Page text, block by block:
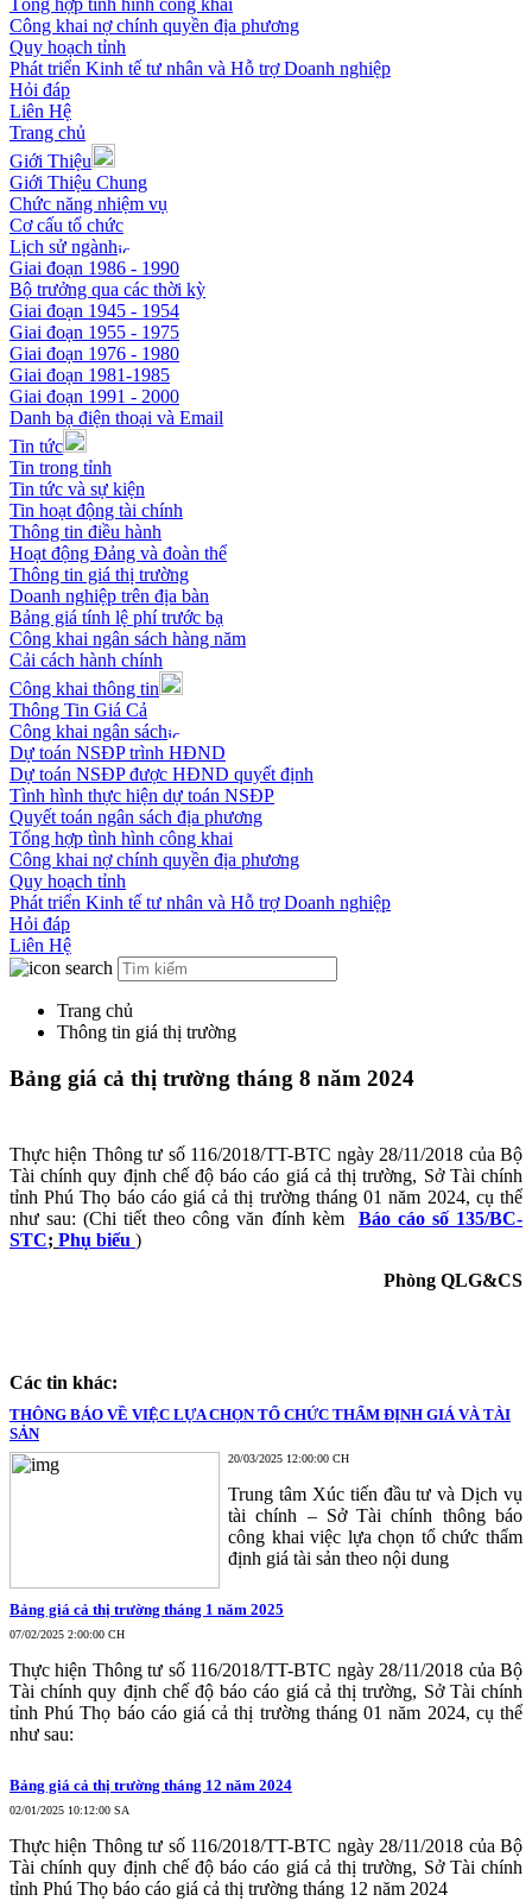
Tổng hợp tình hình công khai
Công khai nợ chính quyền địa phương
Quy hoạch tỉnh
Phát triển Kinh tế tư nhân và Hỗ trợ Doanh nghiệp
Hỏi đáp
Liên Hệ
Trang chủ
Giới Thiệu
Giới Thiệu Chung
Chức năng nhiệm vụ
Cơ cấu tổ chức
Lịch sử ngành
Giai đoạn 1986 - 1990
Bộ trưởng qua các thời kỳ
Giai đoạn 1945 - 1954
Giai đoạn 1955 - 1975
Giai đoạn 1976 - 1980
Giai đoạn 1981-1985
Giai đoạn 1991 - 2000
Danh bạ điện thoại và Email
Tin tức
Tin trong tỉnh
Tin tức và sự kiện
Tin hoạt động tài chính
Thông tin điều hành
Hoạt động Đảng và đoàn thể
Thông tin giá thị trường
Doanh nghiệp trên địa bàn
Bảng giá tính lệ phí trước bạ
Công khai ngân sách hàng năm
Cải cách hành chính
Công khai thông tin
Thông Tin Giá Cả
Công khai ngân sách
Dự toán NSĐP trình HĐND
Dự toán NSĐP được HĐND quyết định
Tình hình thực hiện dự toán NSĐP
Quyết toán ngân sách địa phương
Tổng hợp tình hình công khai
Công khai nợ chính quyền địa phương
Quy hoạch tỉnh
Phát triển Kinh tế tư nhân và Hỗ trợ Doanh nghiệp
Hỏi đáp
Liên Hệ
Trang chủ
Thông tin giá thị trường
Bảng giá cả thị trường tháng 8 năm 2024
Thực hiện Thông tư số 116/2018/TT-BTC ngày 28/11/2018 của Bộ
Tài chính quy định chế độ báo cáo giá cả thị trường, Sở Tài chính
tỉnh Phú Thọ báo cáo giá cả thị trường tháng 01 năm 2024, cụ thể
như sau: (Chi tiết theo công văn đính kèm Báo cáo số 135/BC-
STC; Phụ biểu )
Phòng QLG&CS
Các tin khác:
THÔNG BÁO VỀ VIỆC LỰA CHỌN TỔ CHỨC THẨM ĐỊNH GIÁ VÀ TÀI
SẢN
20/03/2025 12:00:00 CH
Trung tâm Xúc tiến đầu tư và Dịch vụ
tài chính – Sở Tài chính thông báo
công khai việc lựa chọn tổ chức thẩm
định giá tài sản theo nội dung
Bảng giá cả thị trường tháng 1 năm 2025
07/02/2025 2:00:00 CH
Thực hiện Thông tư số 116/2018/TT-BTC ngày 28/11/2018 của Bộ
Tài chính quy định chế độ báo cáo giá cả thị trường, Sở Tài chính
tỉnh Phú Thọ báo cáo giá cả thị trường tháng 01 năm 2024, cụ thể
như sau:
Bảng giá cả thị trường tháng 12 năm 2024
02/01/2025 10:12:00 SA
Thực hiện Thông tư số 116/2018/TT-BTC ngày 28/11/2018 của Bộ
Tài chính quy định chế độ báo cáo giá cả thị trường, Sở Tài chính
tỉnh Phú Thọ báo cáo giá cả thị trường tháng 12 năm 2024